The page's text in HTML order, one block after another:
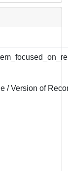
/ Version of